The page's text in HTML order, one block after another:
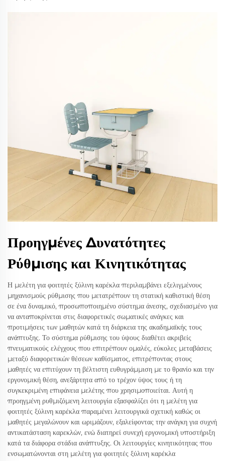
Προηγμένες Δυνατότητες
Ρύθμισης και Κινητικότητας
Η μελέτη για φοιτητές ξύλινη καρέκλα περιλαμβάνει εξελιγμένους
μηχανισμούς ρύθμισης που μετατρέπουν τη στατική καθιστική θέση
σε ένα δυναμικό, προσωποποιημένο σύστημα άνεσης, σχεδιασμένο για
να ανταποκρίνεται στις διαφορετικές σωματικές ανάγκες και
προτιμήσεις των μαθητών κατά τη διάρκεια της ακαδημαϊκής τους
ανάπτυξης. Το σύστημα ρύθμισης του ύψους διαθέτει ακριβείς
πνευματικούς ελέγχους που επιτρέπουν ομαλές, εύκολες μεταβάσεις
μεταξύ διαφορετικών θέσεων καθίσματος, επιτρέποντας στους
μαθητές να επιτύχουν τη βέλτιστη ευθυγράμμιση με το θρανίο και την
εργονομική θέση, ανεξάρτητα από το τρέχον ύψος τους ή τη
συγκεκριμένη επιφάνεια μελέτης που χρησιμοποιείται. Αυτή η
προηγμένη ρυθμιζόμενη λειτουργία εξασφαλίζει ότι η μελέτη για
φοιτητές ξύλινη καρέκλα παραμένει λειτουργικά σχετική καθώς οι
μαθητές μεγαλώνουν και ωριμάζουν, εξαλείφοντας την ανάγκη για συχνή
αντικατάσταση καρεκλών, ενώ διατηρεί συνεχή εργονομική υποστήριξη
κατά τα διάφορα στάδια ανάπτυξης. Οι λειτουργίες κινητικότητας που
ενσωματώνονται στη μελέτη για φοιτητές ξύλινη καρέκλα